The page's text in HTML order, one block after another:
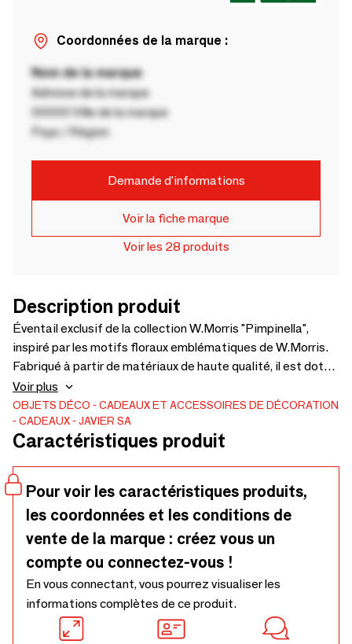
Coordonnées de la marque :
Nom de la marque
Adresse de la marque
00000 Ville de la marque
Pays / Région
Demande d'informations
Voir la fiche marque
Voir les 28 produits
Description produit
Éventail exclusif de la collection W.Morris "Pimpinella",
inspiré par les motifs floraux emblématiques de W.Morris.
Fabriqué à partir de matériaux de haute qualité, il est doté
de tiges robustes et d'un tissu imprimé d'un élégant motif
vintage. Parfait pour ajouter une touche de classe à
n'importe quelle occasion. Léger, pratique et intemporel, il
allie l'art et la fonction.Idéal pour les collectionneurs et les
ajoutez une touche sophistiquée à votre look !
Voir plus
OBJETS DÉCO
CADEAUX ET ACCESSOIRES DE DÉCORATION
CADEAUX
JAVIER SA
Caractéristiques produit
Pour voir les caractéristiques produits,
les coordonnées et les conditions de
vente de la marque : créez vous un
compte ou connectez-vous !
En vous connectant, vous pourrez visualiser les
informations complètes de ce produit.